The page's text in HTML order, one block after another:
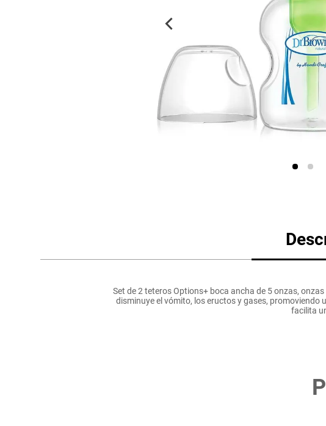
Set de 2 teteros Options+ boca ancha de 5 onzas,
disminuye el vómito, los eructos y gases,
facilita
Mantequilla